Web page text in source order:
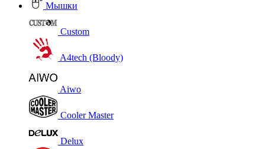
Мышки
Custom
A4tech (Bloody)
Aiwo
Cooler Master
Delux